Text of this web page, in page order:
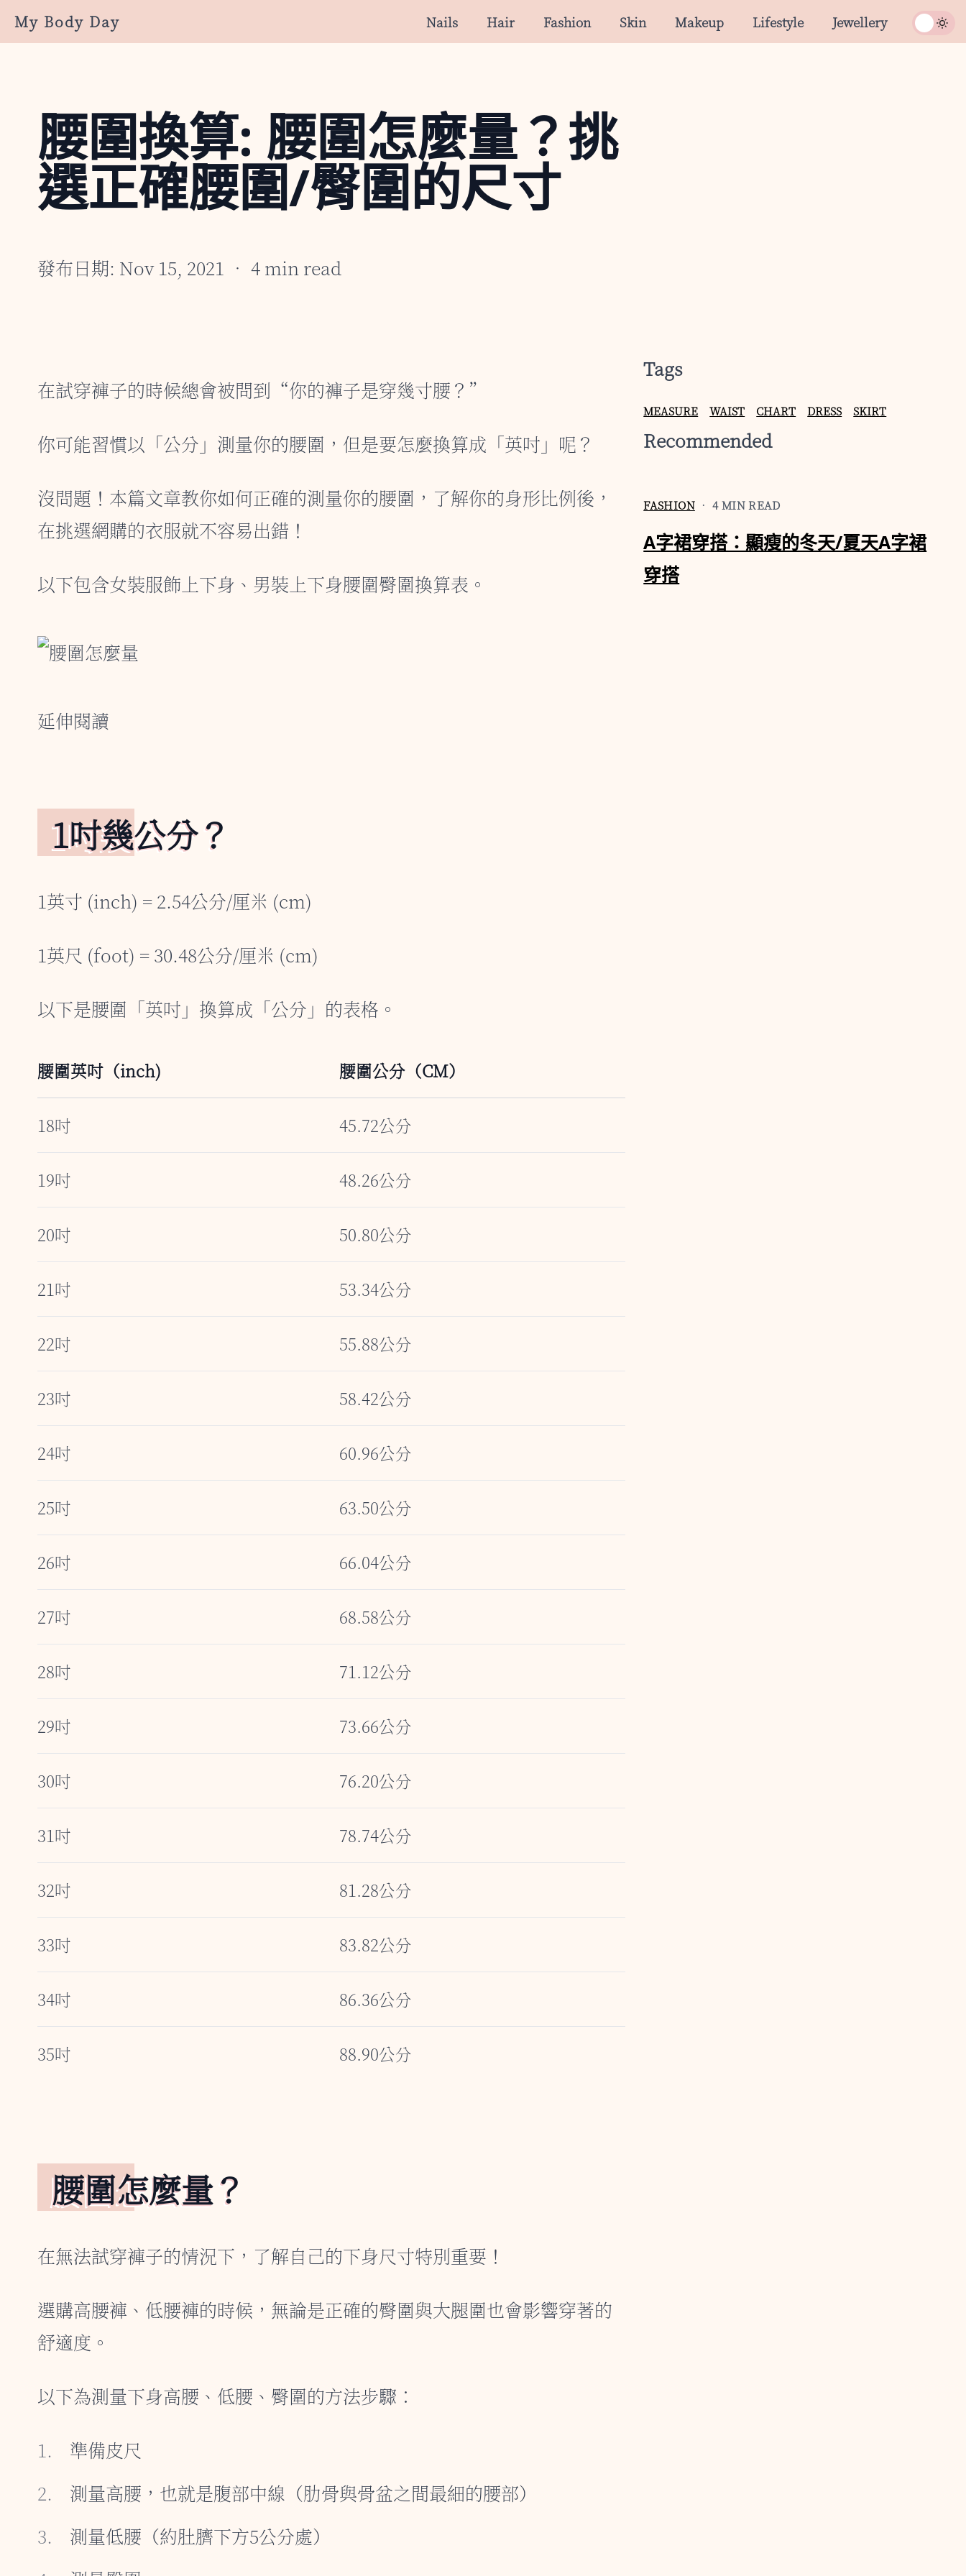
My Body Day Nails Hair Fashion Skin Makeup Lifestyle Jewellery
腰圍換算: 腰圍怎麼量？挑
選正確腰圍/臀圍的尺寸
發布日期: Nov 15, 2021 • 4 min read
在試穿褲子的時候總會被問到“你的褲子是穿幾寸腰？”
你可能習慣以「公分」測量你的腰圍，但是要怎麼換算成「英吋」呢？
沒問題！本篇文章教你如何正確的測量你的腰圍，了解你的身形比例後，
在挑選網購的衣服就不容易出錯！
以下包含女裝服飾上下身、男裝上下身腰圍臀圍換算表。
延伸閱讀
1吋幾公分？
1英寸 (inch) = 2.54公分/厘米 (cm)
1英尺 (foot) = 30.48公分/厘米 (cm)
以下是腰圍「英吋」換算成「公分」的表格。
腰圍英吋（inch) 腰圍公分（CM）
18吋 45.72公分
19吋 48.26公分
20吋 50.80公分
21吋 53.34公分
22吋 55.88公分
23吋 58.42公分
24吋 60.96公分
25吋 63.50公分
26吋 66.04公分
27吋 68.58公分
28吋 71.12公分
29吋 73.66公分
30吋 76.20公分
31吋 78.74公分
32吋 81.28公分
33吋 83.82公分
34吋 86.36公分
35吋 88.90公分
腰圍怎麼量？
在無法試穿褲子的情況下，了解自己的下身尺寸特別重要！
選購高腰褲、低腰褲的時候，無論是正確的臀圍與大腿圍也會影響穿著的
舒適度。
以下為測量下身高腰、低腰、臀圍的方法步驟：
準備皮尺
測量高腰，也就是腹部中線（肋骨與骨盆之間最細的腰部）
測量低腰（約肚臍下方5公分處）
Tags
MEASURE WAIST CHART DRESS SKIRT
Recommended
FASHION• 4 MIN READ
A字裙穿搭：顯瘦的冬天/夏天A字裙
穿搭